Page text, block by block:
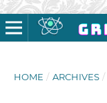
HOME / ARCHIVES /